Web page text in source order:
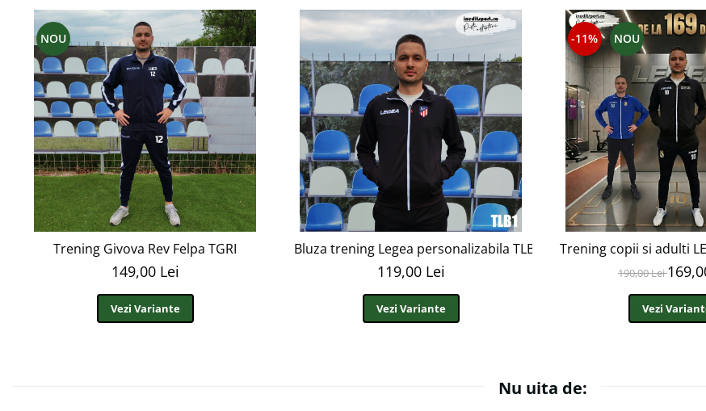
NOU
Trening Givova Rev Felpa TGRI
149,00 Lei
Vezi Variante
Bluza trening Legea personalizabila TLB1
119,00 Lei
Vezi Variante
-11% NOU
Trening copii si adulti
190,00 Lei
Vezi
Nu uita de: